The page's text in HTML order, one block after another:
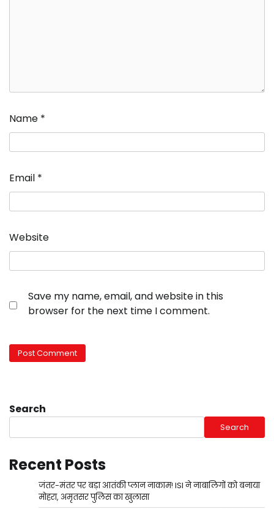
Name *
Email *
Website
Save my name, email, and website in this
browser for the next time I comment.
Search
Search
Recent Posts
जंतर-मंतर पर बड़ा आतंकी प्लान नाकाम! ISI ने नाबालिगों को बनाया
मोहरा, अमृतसर पुलिस का खुलासा